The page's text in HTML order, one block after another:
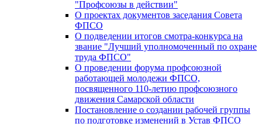
"Профсоюзы в действии"
О проектах документов заседания Совета
ФПСО
О подведении итогов смотра-конкурса на
звание "Лучший уполномоченный по охране
труда ФПСО"
О проведении форума профсоюзной
работающей молодежи ФПСО,
посвященного 110-летию профсоюзного
движения Самарской области
Постановление о создании рабочей группы
по подготовке изменений в Устав ФПСО